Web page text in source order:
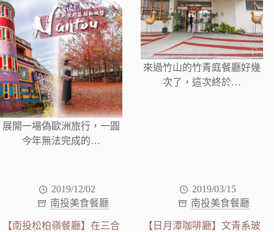
展開一場偽歐洲旅行，一圓
今年無法完成的…
來過竹山的竹青庭餐廳好幾
次了，這次終於…
2019/12/02
南投美食餐廳
【南投松柏嶺餐廳】在三合
2019/03/15
南投美食餐廳
【日月潭咖啡廳】文青系玻